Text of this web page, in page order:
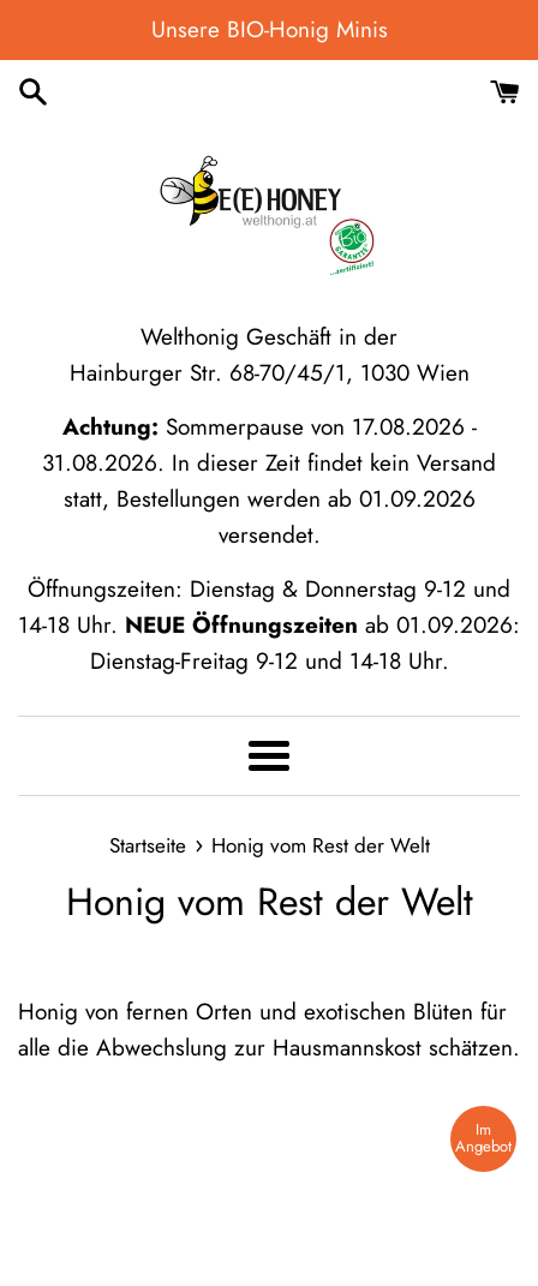
zum
Inhalt
Unsere BIO-Honig Minis
Welthonig Geschäft in der
Hainburger Str. 68-70/45/1, 1030 Wien
Achtung: Sommerpause von 17.08.2026 -
31.08.2026. In dieser Zeit findet kein Versand
statt, Bestellungen werden ab 01.09.2026
versendet.
Öffnungszeiten: Dienstag & Donnerstag 9-12 und
14-18 Uhr. NEUE Öffnungszeiten ab 01.09.2026:
Dienstag-Freitag 9-12 und 14-18 Uhr.
Menü
Startseite › Honig vom Rest der Welt
Honig vom Rest der Welt
Honig von fernen Orten und exotischen Blüten für
alle die Abwechslung zur Hausmannskost schätzen.
Im
Angebot